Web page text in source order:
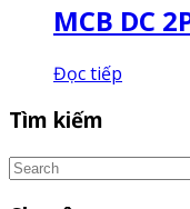
MCB DC
Đọc tiếp
Tìm kiếm